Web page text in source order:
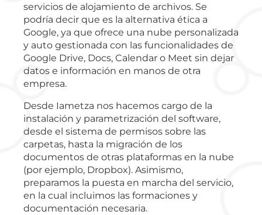
servicios de alojamiento de archivos. Se
podría decir que es la alternativa ética a
Google, ya que ofrece una nube personalizada
y auto gestionada con las funcionalidades de
Google Drive, Docs, Calendar o Meet sin dejar
datos e información en manos de otra
empresa.
Desde Iametza nos hacemos cargo de la
instalación y parametrización del software,
desde el sistema de permisos sobre las
carpetas, hasta la migración de los
documentos de otras plataformas en la nube
(por ejemplo, Dropbox). Asimismo,
preparamos la puesta en marcha del servicio,
en la cual incluimos las formaciones y
documentación necesaria.